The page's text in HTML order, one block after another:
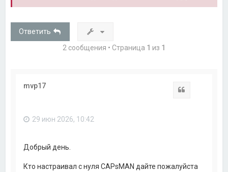
Ответить
2 сообщения • Страница 1 из 1
mvp17
29 июн 2026, 10:42
Добрый день.
Кто настраивал с нуля CAPsMAN дайте пожалуйста